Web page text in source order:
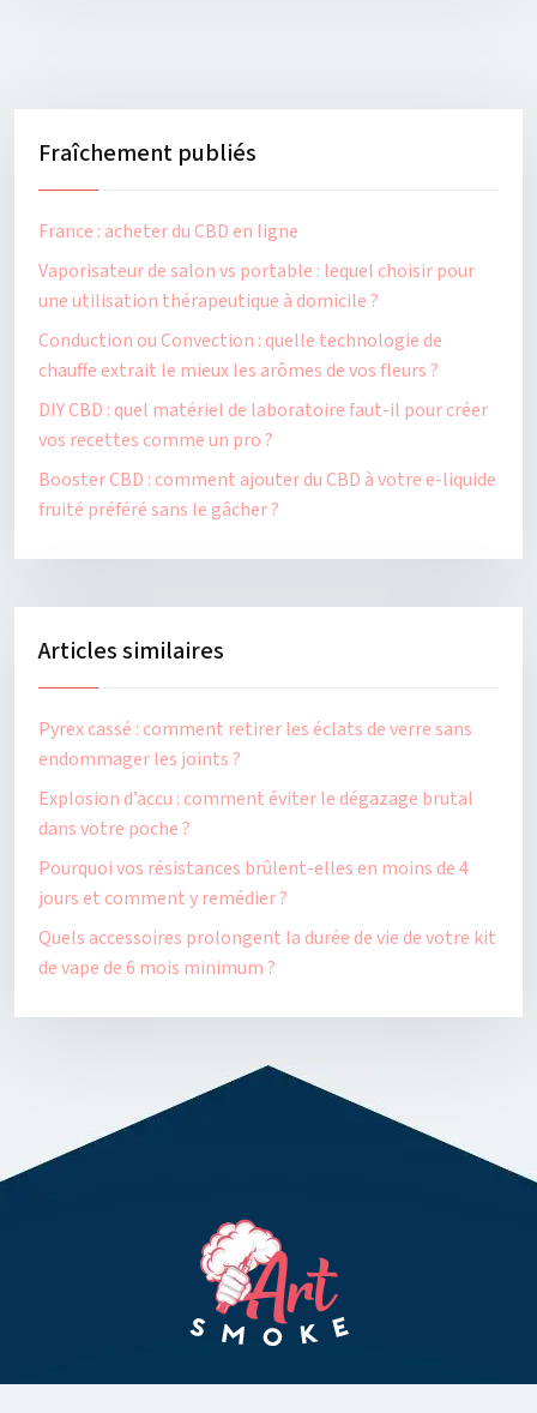
Fraîchement publiés
France : acheter du CBD en ligne
Vaporisateur de salon vs portable : lequel choisir pour
une utilisation thérapeutique à domicile ?
Conduction ou Convection : quelle technologie de
chauffe extrait le mieux les arômes de vos fleurs ?
DIY CBD : quel matériel de laboratoire faut-il pour créer
vos recettes comme un pro ?
Booster CBD : comment ajouter du CBD à votre e-liquide
fruité préféré sans le gâcher ?
Articles similaires
Pyrex cassé : comment retirer les éclats de verre sans
endommager les joints ?
Explosion d’accu : comment éviter le dégazage brutal
dans votre poche ?
Pourquoi vos résistances brûlent-elles en moins de 4
jours et comment y remédier ?
Quels accessoires prolongent la durée de vie de votre kit
de vape de 6 mois minimum ?